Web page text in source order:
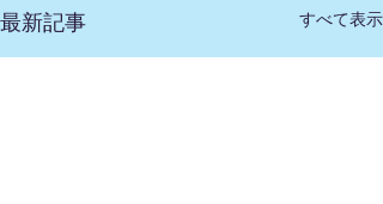
最新記事 すべて表示